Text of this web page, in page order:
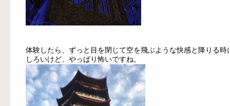
体験したら、ずっと目を閉じて空を飛ぶような快感と降りる
しろいけど、やっぱり怖いですね。